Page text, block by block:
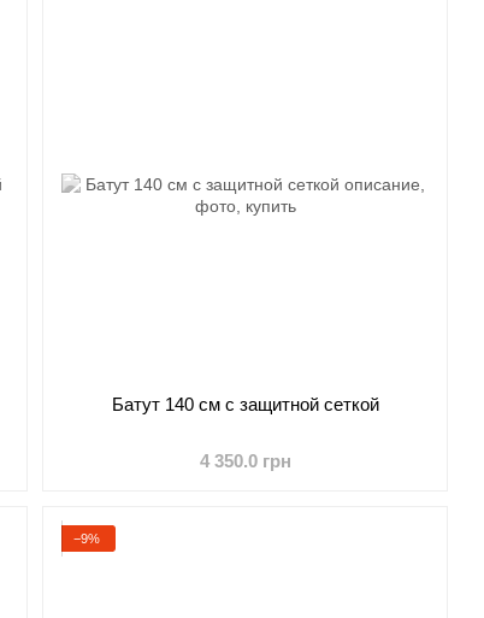
Батут 140 см с защитной сеткой
4 350.0 грн
−9%